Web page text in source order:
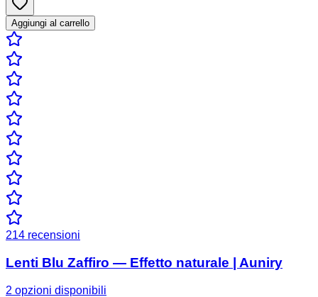
Aggiungi al carrello
214 recensioni
Lenti Blu Zaffiro — Effetto naturale | Auniry
2 opzioni disponibili